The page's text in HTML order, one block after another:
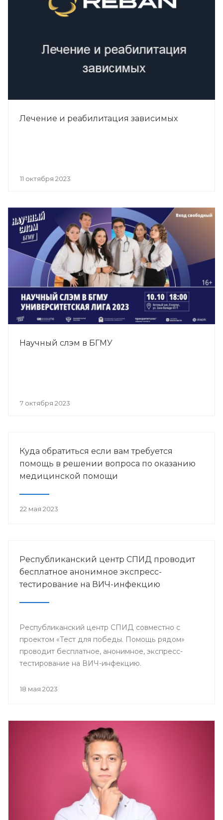
Лечение и реабилитация зависимых
11 октября 2023
Научный слэм в БГМУ
7 октября 2023
Куда обратиться если вам требуется
помощь в решении вопроса по оказанию
медицинской помощи
22 мая 2023
Республиканский центр СПИД проводит
бесплатное анонимное экспресс-
тестирование на ВИЧ-инфекцию
Республиканский центр СПИД совместно с
проектом «Тест для победы. Помощь рядом»
проводит бесплатное, анонимное, экспресс-
тестирование на ВИЧ-инфекцию.
18 мая 2023